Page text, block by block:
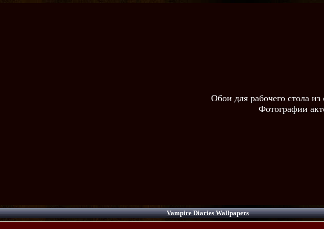
Обои для рабочего стола
Фотографии
Vampire Diaries Wallpapers